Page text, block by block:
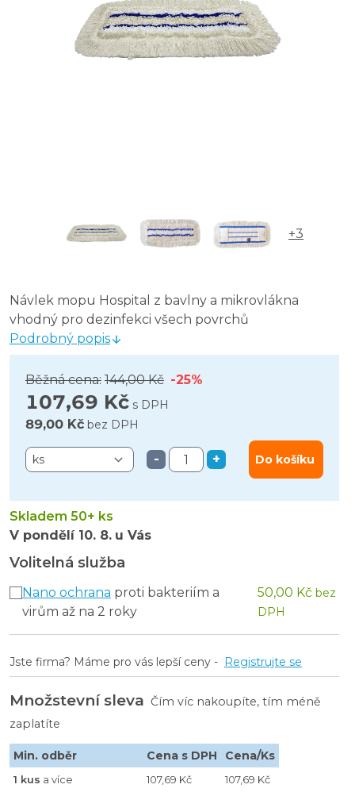
+3
Návlek mopu Hospital z bavlny a mikrovlákna
vhodný pro dezinfekci všech povrchů
Podrobný popis
Běžná cena: 144,00 Kč -25%
107,69 Kč s DPH
89,00 Kč bez DPH
- + Do košíku
Skladem 50+ ks
V pondělí 10. 8. u Vás
Volitelná služba
Nano ochrana proti bakteriím a
virům až na 2 roky
50,00 Kč bez
DPH
Jste firma? Máme pro vás lepší ceny - Registrujte se
Množstevní sleva Čím víc nakoupíte, tím méně
zaplatíte
Min. odběr Cena s DPH Cena/Ks
1 kus a více 107,69 Kč
107,69 Kč